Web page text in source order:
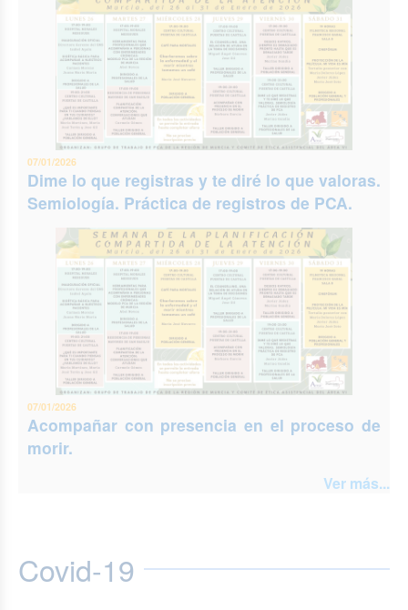
07/01/2026
Dime lo que registras y te diré lo que valoras.
Semiología. Práctica de registros de PCA.
07/01/2026
Acompañar con presencia en el proceso de
morir.
Ver más...
Covid-19